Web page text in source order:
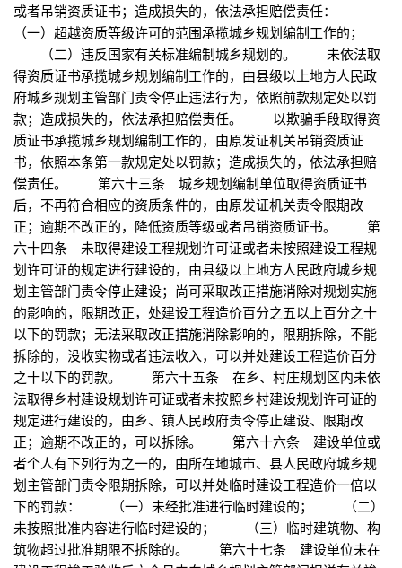
或者吊销资质证书；造成损失的，依法承担赔偿责任：
（一）超越资质等级许可的范围承揽城乡规划编制工作的；
（二）违反国家有关标准编制城乡规划的。 未依法取
得资质证书承揽城乡规划编制工作的，由县级以上地方人民政
府城乡规划主管部门责令停止违法行为，依照前款规定处以罚
款；造成损失的，依法承担赔偿责任。 以欺骗手段取得资
质证书承揽城乡规划编制工作的，由原发证机关吊销资质证
书，依照本条第一款规定处以罚款；造成损失的，依法承担赔
偿责任。 第六十三条 城乡规划编制单位取得资质证书
后，不再符合相应的资质条件的，由原发证机关责令限期改
正；逾期不改正的，降低资质等级或者吊销资质证书。 第
六十四条 未取得建设工程规划许可证或者未按照建设工程规
划许可证的规定进行建设的，由县级以上地方人民政府城乡规
划主管部门责令停止建设；尚可采取改正措施消除对规划实施
的影响的，限期改正，处建设工程造价百分之五以上百分之十
以下的罚款；无法采取改正措施消除影响的，限期拆除，不能
拆除的，没收实物或者违法收入，可以并处建设工程造价百分
之十以下的罚款。 第六十五条 在乡、村庄规划区内未依
法取得乡村建设规划许可证或者未按照乡村建设规划许可证的
规定进行建设的，由乡、镇人民政府责令停止建设、限期改
正；逾期不改正的，可以拆除。 第六十六条 建设单位或
者个人有下列行为之一的，由所在地城市、县人民政府城乡规
划主管部门责令限期拆除，可以并处临时建设工程造价一倍以
下的罚款： （一）未经批准进行临时建设的； （二）
未按照批准内容进行临时建设的； （三）临时建筑物、构
筑物超过批准期限不拆除的。 第六十七条 建设单位未在